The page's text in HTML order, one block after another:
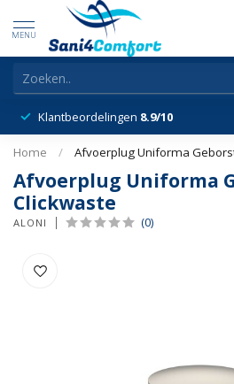
MENU
Klantbeordelingen 8.9/10
Home / Afvoerplug Uniforma
Afvoerplug Uniforma
Clickwaste
ALONI (0)